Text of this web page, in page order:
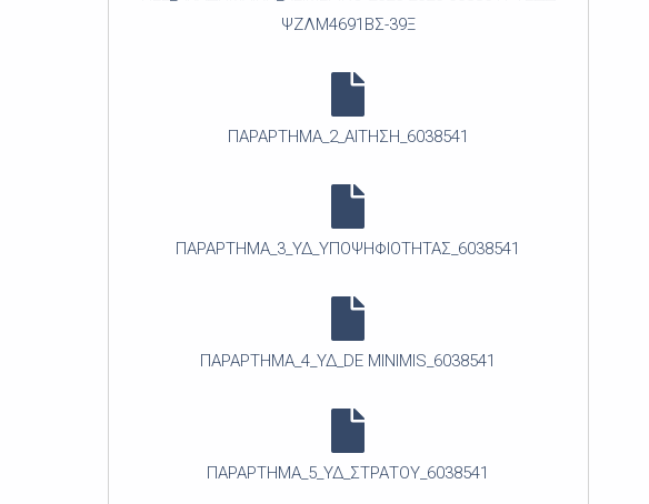
ΨΖΛΜ4691ΒΣ-39Ξ
ΠΑΡΑΡΤΗΜΑ_2_ΑΙΤΗΣΗ_6038541
ΠΑΡΑΡΤΗΜΑ_3_ΥΔ_ΥΠΟΨΗΦΙΟΤΗΤΑΣ_6038541
ΠΑΡΑΡΤΗΜΑ_4_ΥΔ_DE MINIMIS_6038541
ΠΑΡΑΡΤΗΜΑ_5_ΥΔ_ΣΤΡΑΤΟΥ_6038541